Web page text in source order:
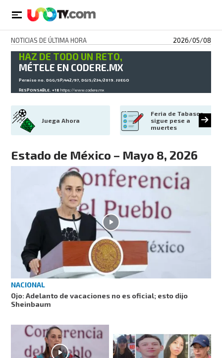
NOTICIAS DE ÚLTIMA HORA 2026/05/08
HAZ DE TODO UN RETO,
MÉTELE EN CODERE.MX
Permiso no. DGG/SP/442/97, DGJS/234/2019. JUEGO
RESPONSABLE. +18https://www.codere.mx
Juega Ahora
Feria de Tabasco
sigue pese a
muertes
Estado de México – Mayo 8, 2026
NACIONAL
Ojo: Adelanto de vacaciones no es oficial; esto dijo
Sheinbaum